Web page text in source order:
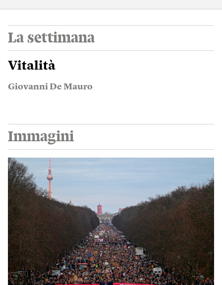
La settimana
Vitalità
Giovanni De Mauro
Immagini